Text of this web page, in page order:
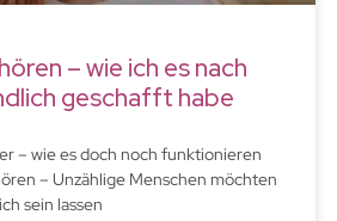
– wie ich es nach
geschafft habe
– wie es doch noch funktionieren
– Unzählige Menschen möchten
sein lassen